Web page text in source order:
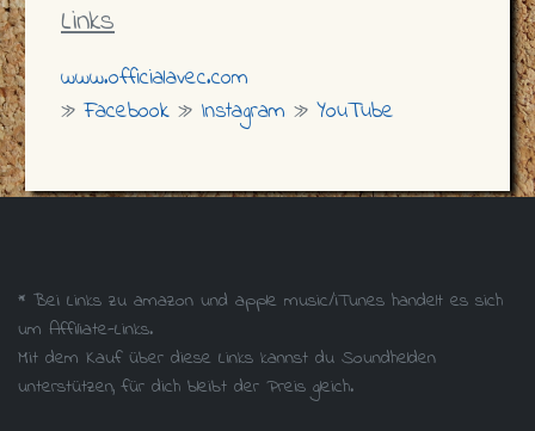
Links
www.officialavec.com
» Facebook » Instagram » YouTube
* Bei Links zu amazon und apple music/iTunes handelt es sich
um Affiliate-Links.
Mit dem Kauf über diese Links kannst du Soundhelden
unterstützen, für dich bleibt der Preis gleich.